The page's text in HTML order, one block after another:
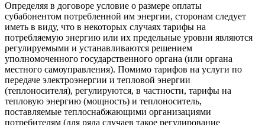
Определяя в договоре условие о размере оплаты
субабонентом потребленной им энергии, сторонам следует
иметь в виду, что в некоторых случаях тарифы на
потребляемую энергию или их предельные уровни являются
регулируемыми и устанавливаются решением
уполномоченного государственного органа (или органа
местного самоуправления). Помимо тарифов на услуги по
передаче электроэнергии и тепловой энергии
(теплоносителя), регулируются, в частности, тарифы на
тепловую энергию (мощность) и теплоноситель,
поставляемые теплоснабжающими организациями
потребителям (для ряда случаев такое регулирование